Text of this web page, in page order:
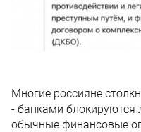
Многие россияне
- банками блокируются
обычные финансовые